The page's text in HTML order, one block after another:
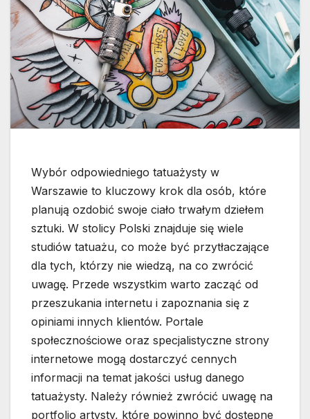
Wybór odpowiedniego tatuażysty w
Warszawie to kluczowy krok dla osób, które
planują ozdobić swoje ciało trwałym dziełem
sztuki. W stolicy Polski znajduje się wiele
studiów tatuażu, co może być przytłaczające
dla tych, którzy nie wiedzą, na co zwrócić
uwagę. Przede wszystkim warto zacząć od
przeszukania internetu i zapoznania się z
opiniami innych klientów. Portale
społecznościowe oraz specjalistyczne strony
internetowe mogą dostarczyć cennych
informacji na temat jakości usług danego
tatuażysty. Należy również zwrócić uwagę na
portfolio artysty, które powinno być dostępne